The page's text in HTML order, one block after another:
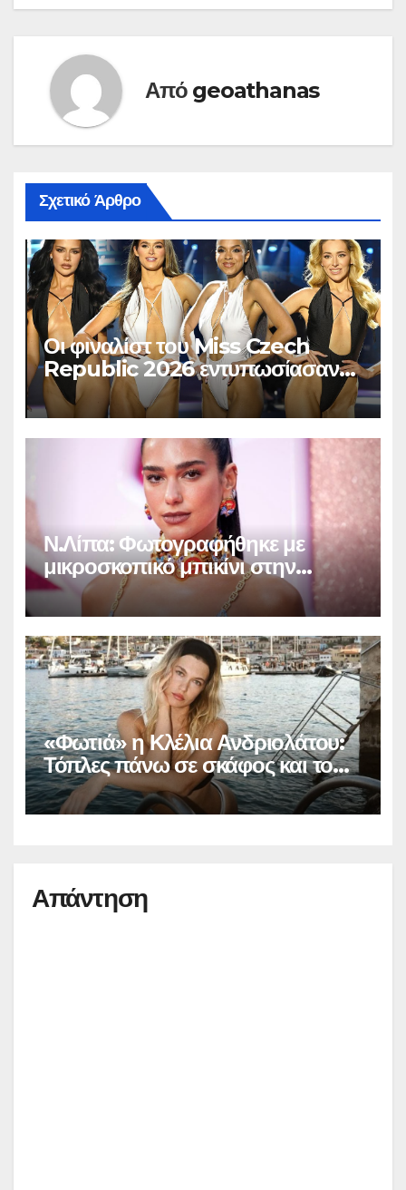
Από geoathanas
Σχετικό Άρθρο
Οι φιναλίστ του Miss Czech
Republic 2026 εντυπωσίασαν
στο Χ
Ν.Λίπα: Φωτογραφήθηκε με
μικροσκοπικό μπικίνι στην
Βραζιλία και «έριξε» το
Instagram (φωτο)
«Φωτιά» η Κλέλια Ανδριολάτου:
Τόπλες πάνω σε σκάφος και το
Instagram… παραληρεί
Απάντηση